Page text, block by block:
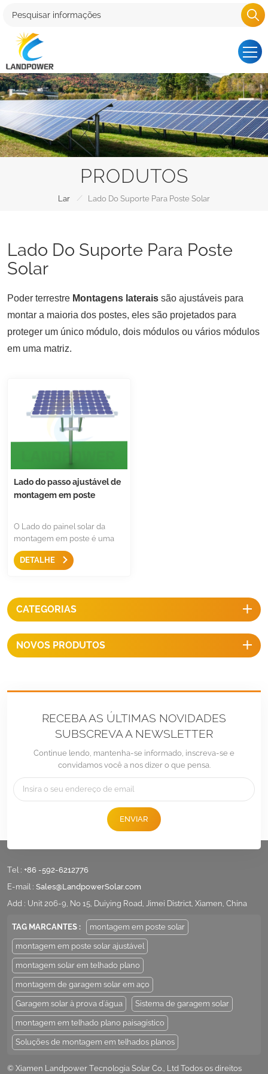
PRODUTOS
Lar / Lado Do Suporte Para Poste Solar
Lado Do Suporte Para Poste
Solar
Poder terrestre Montagens laterais são ajustáveis para
montar a maioria dos postes, eles são projetados para
proteger um único módulo, dois módulos ou vários módulos
em uma matriz.
Lado do passo ajustável de
montagem em poste
O Lado do painel solar da
montagem em poste é uma
solução fácil e rápida para
montar o painel solar em
em paisagem ou retrato.
DETALHE
CATEGORIAS
NOVOS PRODUTOS
RECEBA AS ÚLTIMAS NOVIDADES
SUBSCREVA A NEWSLETTER
Continue lendo, mantenha-se informado, inscreva-se e
convidamos você a nos dizer o que pensa.
ENVIAR
Tel : +86 -592-6212776
E-mail : Sales@LandpowerSolar.com
Add : Unit 206-9, No 15, Duiying Road, Jimei District, Xiamen, China
TAG MARCANTES : montagem em poste solar
montagem em poste solar ajustável
montagem solar em telhado plano
montagem de garagem solar em aço
Garagem solar à prova d'água Sistema de garagem solar
montagem em telhado plano paisagístico
Soluções de montagem em telhados planos
© Xiamen Landpower Tecnologia Solar Co., Ltd Todos os direitos